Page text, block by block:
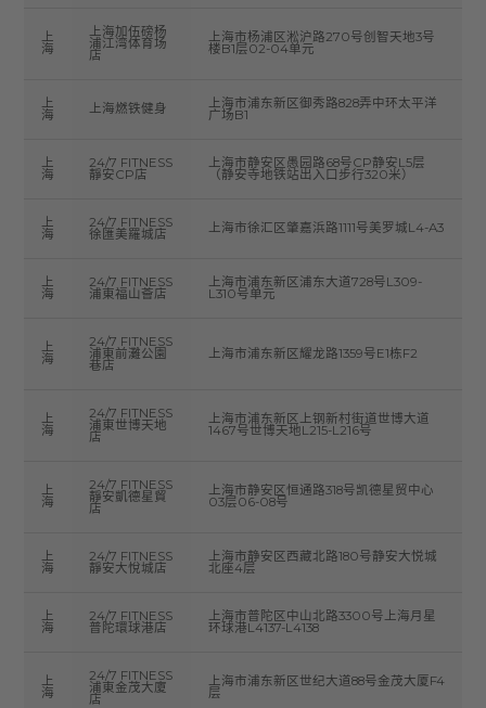
上
海
上海加伍磅杨
浦江湾体育场
店
上海市杨浦区淞沪路270号创智天地3号
楼B1层02-04单元
上
海 上海燃铁健身 上海市浦东新区御秀路828弄中环太平洋
广场B1
上
海
24/7 FITNESS
靜安CP店
上海市静安区愚园路68号CP静安L5层
（静安寺地铁站出入口步行320米）
上
海
24/7 FITNESS
徐匯美羅城店 上海市徐汇区肇嘉浜路1111号美罗城L4-A3
上
海
24/7 FITNESS
浦東福山薈店
上海市浦东新区浦东大道728号L309-
L310号单元
上
海
24/7 FITNESS
浦東前灘公園
巷店
上海市浦东新区耀龙路1359号E1栋F2
上
海
24/7 FITNESS
浦東世博天地
店
上海市浦东新区上钢新村街道世博大道
1467号世博天地L215-L216号
上
海
24/7 FITNESS
靜安凱德星貿
店
上海市静安区恒通路318号凯德星贸中心
03层06-08号
上
海
24/7 FITNESS
靜安大悅城店
上海市静安区西藏北路180号静安大悦城
北座4层
上
海
24/7 FITNESS
普陀環球港店
上海市普陀区中山北路3300号上海月星
环球港L4137-L4138
上
海
24/7 FITNESS
浦東金茂大廈
店
上海市浦东新区世纪大道88号金茂大厦F4
层